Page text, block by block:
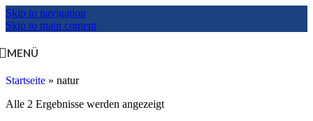
Skip to navigation
Skip to main content
MENÜ
Startseite » natur
Alle 2 Ergebnisse werden angezeigt